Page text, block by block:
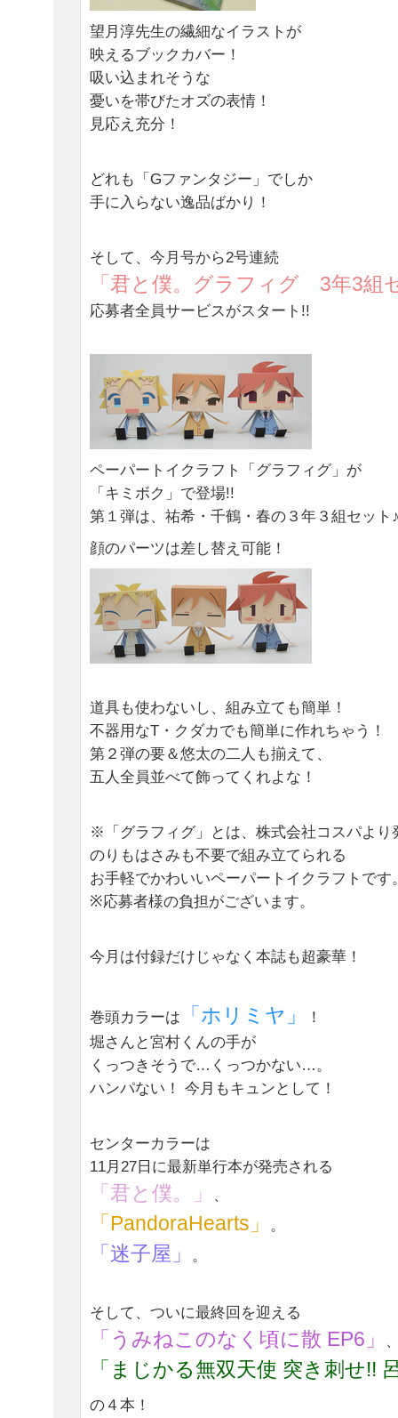
望月淳先生の繊細なイラストが
映えるブックカバー！
吸い込まれそうな
憂いを帯びたオズの表情！
見応え充分！
どれも「Gファンタジー」でしか
手に入らない逸品ばかり！
そして、今月号から2号連続
「君と僕。グラフィグ 3年3組
応募者全員サービスがスタート!!
ペーパートイクラフト「グラフィグ」が
「キミボク」で登場!!
第１弾は、祐希・千鶴・春の３年３組セッ
顔のパーツは差し替え可能！
道具も使わないし、組み立ても簡単！
不器用なT・クダカでも簡単に作れちゃう！
第２弾の要＆悠太の二人も揃えて、
五人全員並べて飾ってくれよな！
※「グラフィグ」とは、株式会社コスパより
のりもはさみも不要で組み立てられる
お手軽でかわいいペーパートイクラフトです
※応募者様の負担がございます。
今月は付録だけじゃなく本誌も超豪華！
巻頭カラーは 「ホリミヤ」
！
堀さんと宮村くんの手が
くっつきそうで…くっつかない…。
ハンパない！ 今月もキュンとして！
センターカラーは
11月27日に最新単行本が発売される
「君と僕。」 、
「PandoraHearts」 。
「迷子屋」 。
そして、ついに最終回を迎える
「うみねこのなく頃に散 EP6」
「まじかる無双天使 突き刺せ!!
の４本！